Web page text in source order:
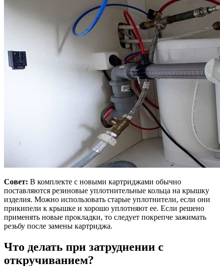
Совет: В комплекте с новыми картриджами обычно
поставляются резиновые уплотнительные кольца на крышку
изделия. Можно использовать старые уплотнители, если они
прикипели к крышке и хорошо уплотняют ее. Если решено
применять новые прокладки, то следует покрепче зажимать
резьбу после замены картриджа.
Что делать при затруднении с
откручиванием?